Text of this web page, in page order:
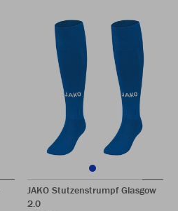
JAKO Stutzenstrumpf Glasgow
2.0